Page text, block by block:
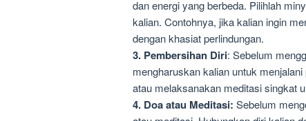
dan energi yang berbeda. Pilihlah
kalian. Contohnya, jika kalian ingin
dengan khasiat perlindungan.
3. Pembersihan Diri: Sebelum
mengharuskan kalian untuk
atau melaksanakan meditasi singkat
4. Doa atau Meditasi: Sebelum